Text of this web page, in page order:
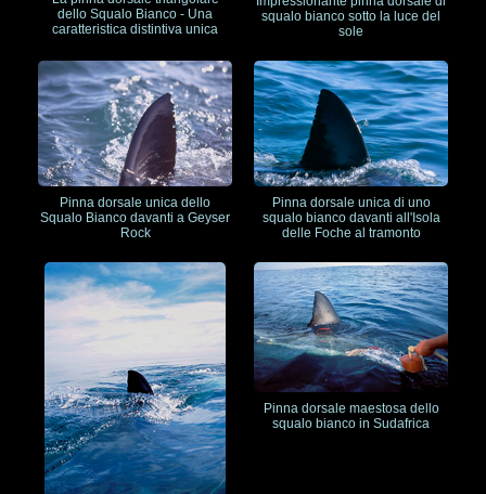
dello Squalo Bianco - Una
caratteristica distintiva unica
squalo bianco sotto la luce del
sole
Pinna dorsale unica dello
Squalo Bianco davanti a Geyser
Rock
Pinna dorsale unica di uno
squalo bianco davanti all'Isola
delle Foche al tramonto
Pinna dorsale maestosa dello
squalo bianco in Sudafrica